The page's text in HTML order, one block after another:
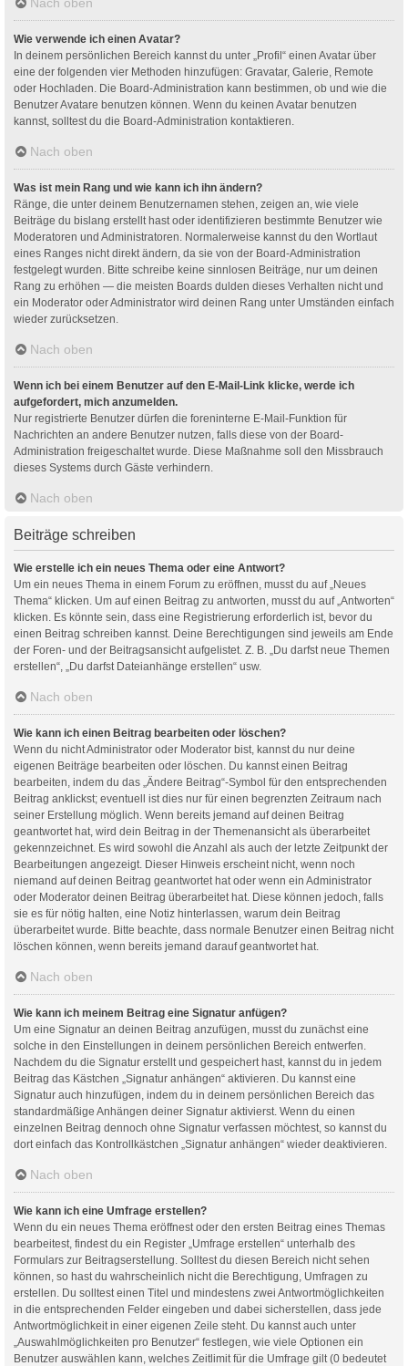
Wie verwende ich einen Avatar?
In deinem persönlichen Bereich kannst du unter „Profil“ einen Avatar über
eine der folgenden vier Methoden hinzufügen: Gravatar, Galerie, Remote
oder Hochladen. Die Board-Administration kann bestimmen, ob und wie die
Benutzer Avatare benutzen können. Wenn du keinen Avatar benutzen
kannst, solltest du die Board-Administration kontaktieren.
Nach oben
Was ist mein Rang und wie kann ich ihn ändern?
Ränge, die unter deinem Benutzernamen stehen, zeigen an, wie viele
Beiträge du bislang erstellt hast oder identifizieren bestimmte Benutzer wie
Moderatoren und Administratoren. Normalerweise kannst du den Wortlaut
eines Ranges nicht direkt ändern, da sie von der Board-Administration
festgelegt wurden. Bitte schreibe keine sinnlosen Beiträge, nur um deinen
Rang zu erhöhen — die meisten Boards dulden dieses Verhalten nicht und
ein Moderator oder Administrator wird deinen Rang unter Umständen einfach
wieder zurücksetzen.
Nach oben
Wenn ich bei einem Benutzer auf den E-Mail-Link klicke, werde ich
aufgefordert, mich anzumelden.
Nur registrierte Benutzer dürfen die foreninterne E-Mail-Funktion für
Nachrichten an andere Benutzer nutzen, falls diese von der Board-
Administration freigeschaltet wurde. Diese Maßnahme soll den Missbrauch
dieses Systems durch Gäste verhindern.
Nach oben
Beiträge schreiben
Wie erstelle ich ein neues Thema oder eine Antwort?
Um ein neues Thema in einem Forum zu eröffnen, musst du auf „Neues
Thema“ klicken. Um auf einen Beitrag zu antworten, musst du auf „Antworten“
klicken. Es könnte sein, dass eine Registrierung erforderlich ist, bevor du
einen Beitrag schreiben kannst. Deine Berechtigungen sind jeweils am Ende
der Foren- und der Beitragsansicht aufgelistet. Z. B. „Du darfst neue Themen
erstellen“, „Du darfst Dateianhänge erstellen“ usw.
Nach oben
Wie kann ich einen Beitrag bearbeiten oder löschen?
Wenn du nicht Administrator oder Moderator bist, kannst du nur deine
eigenen Beiträge bearbeiten oder löschen. Du kannst einen Beitrag
bearbeiten, indem du das „Ändere Beitrag“-Symbol für den entsprechenden
Beitrag anklickst; eventuell ist dies nur für einen begrenzten Zeitraum nach
seiner Erstellung möglich. Wenn bereits jemand auf deinen Beitrag
geantwortet hat, wird dein Beitrag in der Themenansicht als überarbeitet
gekennzeichnet. Es wird sowohl die Anzahl als auch der letzte Zeitpunkt der
Bearbeitungen angezeigt. Dieser Hinweis erscheint nicht, wenn noch
niemand auf deinen Beitrag geantwortet hat oder wenn ein Administrator
oder Moderator deinen Beitrag überarbeitet hat. Diese können jedoch, falls
sie es für nötig halten, eine Notiz hinterlassen, warum dein Beitrag
überarbeitet wurde. Bitte beachte, dass normale Benutzer einen Beitrag nicht
löschen können, wenn bereits jemand darauf geantwortet hat.
Nach oben
Wie kann ich meinem Beitrag eine Signatur anfügen?
Um eine Signatur an deinen Beitrag anzufügen, musst du zunächst eine
solche in den Einstellungen in deinem persönlichen Bereich entwerfen.
Nachdem du die Signatur erstellt und gespeichert hast, kannst du in jedem
Beitrag das Kästchen „Signatur anhängen“ aktivieren. Du kannst eine
Signatur auch hinzufügen, indem du in deinem persönlichen Bereich das
standardmäßige Anhängen deiner Signatur aktivierst. Wenn du einen
einzelnen Beitrag dennoch ohne Signatur verfassen möchtest, so kannst du
dort einfach das Kontrollkästchen „Signatur anhängen“ wieder deaktivieren.
Nach oben
Wie kann ich eine Umfrage erstellen?
Wenn du ein neues Thema eröffnest oder den ersten Beitrag eines Themas
bearbeitest, findest du ein Register „Umfrage erstellen“ unterhalb des
Formulars zur Beitragserstellung. Solltest du diesen Bereich nicht sehen
können, so hast du wahrscheinlich nicht die Berechtigung, Umfragen zu
erstellen. Du solltest einen Titel und mindestens zwei Antwortmöglichkeiten
in die entsprechenden Felder eingeben und dabei sicherstellen, dass jede
Antwortmöglichkeit in einer eigenen Zeile steht. Du kannst auch unter
„Auswahlmöglichkeiten pro Benutzer“ festlegen, wie viele Optionen ein
Benutzer auswählen kann, welches Zeitlimit für die Umfrage gilt (0 bedeutet